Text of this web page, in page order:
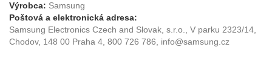
Výrobca: Samsung
Poštová a elektronická adresa:
Samsung Electronics Czech and Slovak, s.r.o., V parku 2323/14,
Chodov, 148 00 Praha 4, 800 726 786, info@samsung.cz